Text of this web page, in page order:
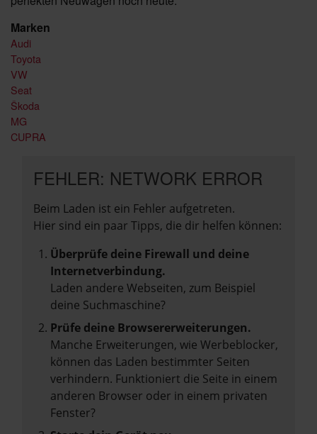
Marken
Audi
Toyota
VW
Seat
Škoda
MG
CUPRA
FEHLER: NETWORK ERROR
Beim Laden ist ein Fehler aufgetreten.
Hier sind ein paar Tipps, die dir helfen können:
Überprüfe deine Firewall und deine
Internetverbindung.
Laden andere Webseiten, zum Beispiel
deine Suchmaschine?
Prüfe deine Browsererweiterungen.
Manche Erweiterungen, wie Werbeblocker,
können das Laden bestimmter Seiten
verhindern. Funktioniert die Seite in einem
anderen Browser oder in einem privaten
Fenster?